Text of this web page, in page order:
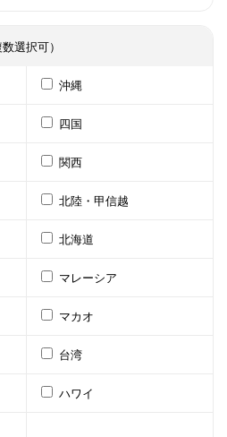
数選択可）
沖縄
四国
関西
北陸・甲信越
北海道
マレーシア
マカオ
台湾
ハワイ